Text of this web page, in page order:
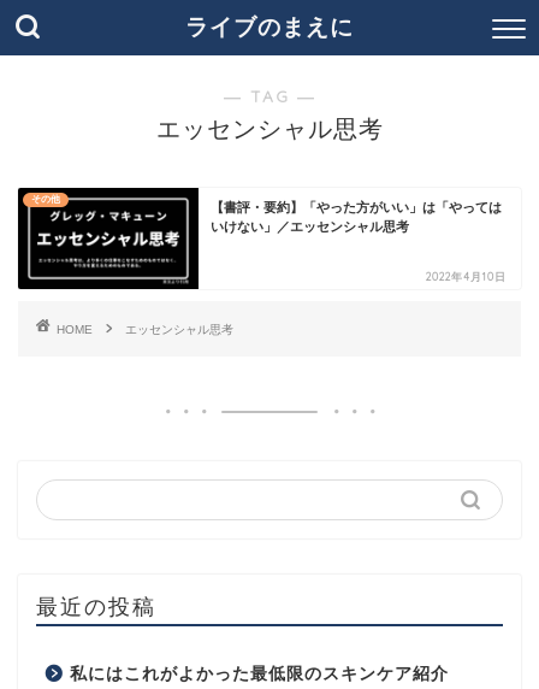
ライブのまえに
― TAG ―
エッセンシャル思考
その他
【書評・要約】「やった方がいい」は「やっては
いけない」／エッセンシャル思考
2022年4月10日
HOME エッセンシャル思考
最近の投稿
私にはこれがよかった最低限のスキンケア紹介